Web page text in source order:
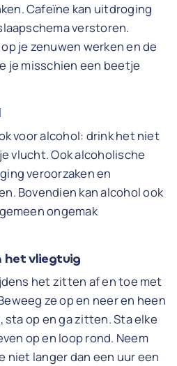
Cafeïne kan uitdroging
verstoren.
je zenuwen werken en de
je misschien een beetje
voor alcohol: drink het niet
vlucht. Ook alcoholische
veroorzaken en
Bovendien kan alcohol ook
ongemak
het vliegtuig
het zitten af en toe met
ze op en neer en heen
sta op en ga zitten. Sta elke
op en loop rond. Neem
niet langer dan een uur een